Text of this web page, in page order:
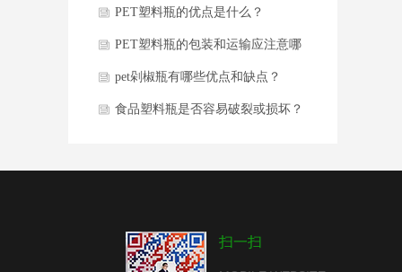
要求？
PET塑料瓶的优点是什么？
PET塑料瓶的包装和运输应注意哪
些事项
pet剁椒瓶有哪些优点和缺点？
食品塑料瓶是否容易破裂或损坏？
扫一扫